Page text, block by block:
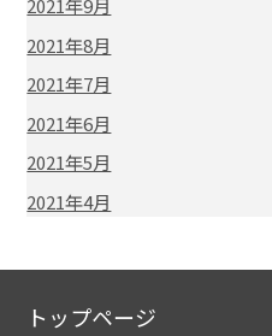
2021年9月
2021年8月
2021年7月
2021年6月
2021年5月
2021年4月
トップページ